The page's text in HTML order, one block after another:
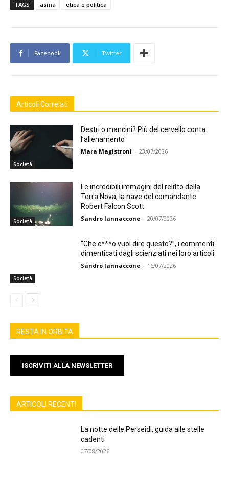
TAGS asma etica e politica
Facebook Twitter
Articoli Correlati
Società
Destri o mancini? Più del cervello conta
l’allenamento
Mara Magistroni - 23/07/2026
Società
Le incredibili immagini del relitto della
Terra Nova, la nave del comandante
Robert Falcon Scott
Sandro Iannaccone - 20/07/2026
Società
“Che c***o vuol dire questo?”, i commenti
dimenticati dagli scienziati nei loro articoli
Sandro Iannaccone - 16/07/2026
RESTA IN ORBITA
ISCRIVITI ALLA NEWSLETTER
ARTICOLI RECENTI
La notte delle Perseidi: guida alle stelle
cadenti
07/08/2026